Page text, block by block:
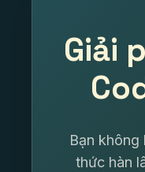
Giải
Bạn không
thức hàn